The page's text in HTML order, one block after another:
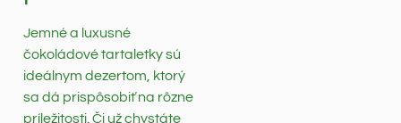
Jemné a luxusné
čokoládové tartaletky sú
ideálnym dezertom, ktorý
sa dá prispôsobiť na rôzne
príležitosti. Či už chystáte